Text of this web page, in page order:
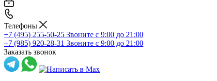
Телефоны
+7 (495) 255-50-25 Звоните с 9:00 до 21:00
+7 (985) 920-28-31 Звоните с 9:00 до 21:00
Заказать звонок